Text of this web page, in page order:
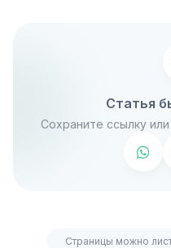
Статья
Сохраните ссылку
Страницы можно